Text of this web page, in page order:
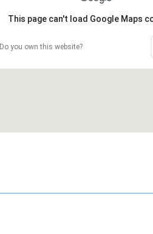
This page can't load Google Maps
Do you own this website?